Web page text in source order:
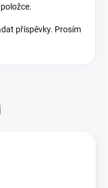
příspěvky. Prosím